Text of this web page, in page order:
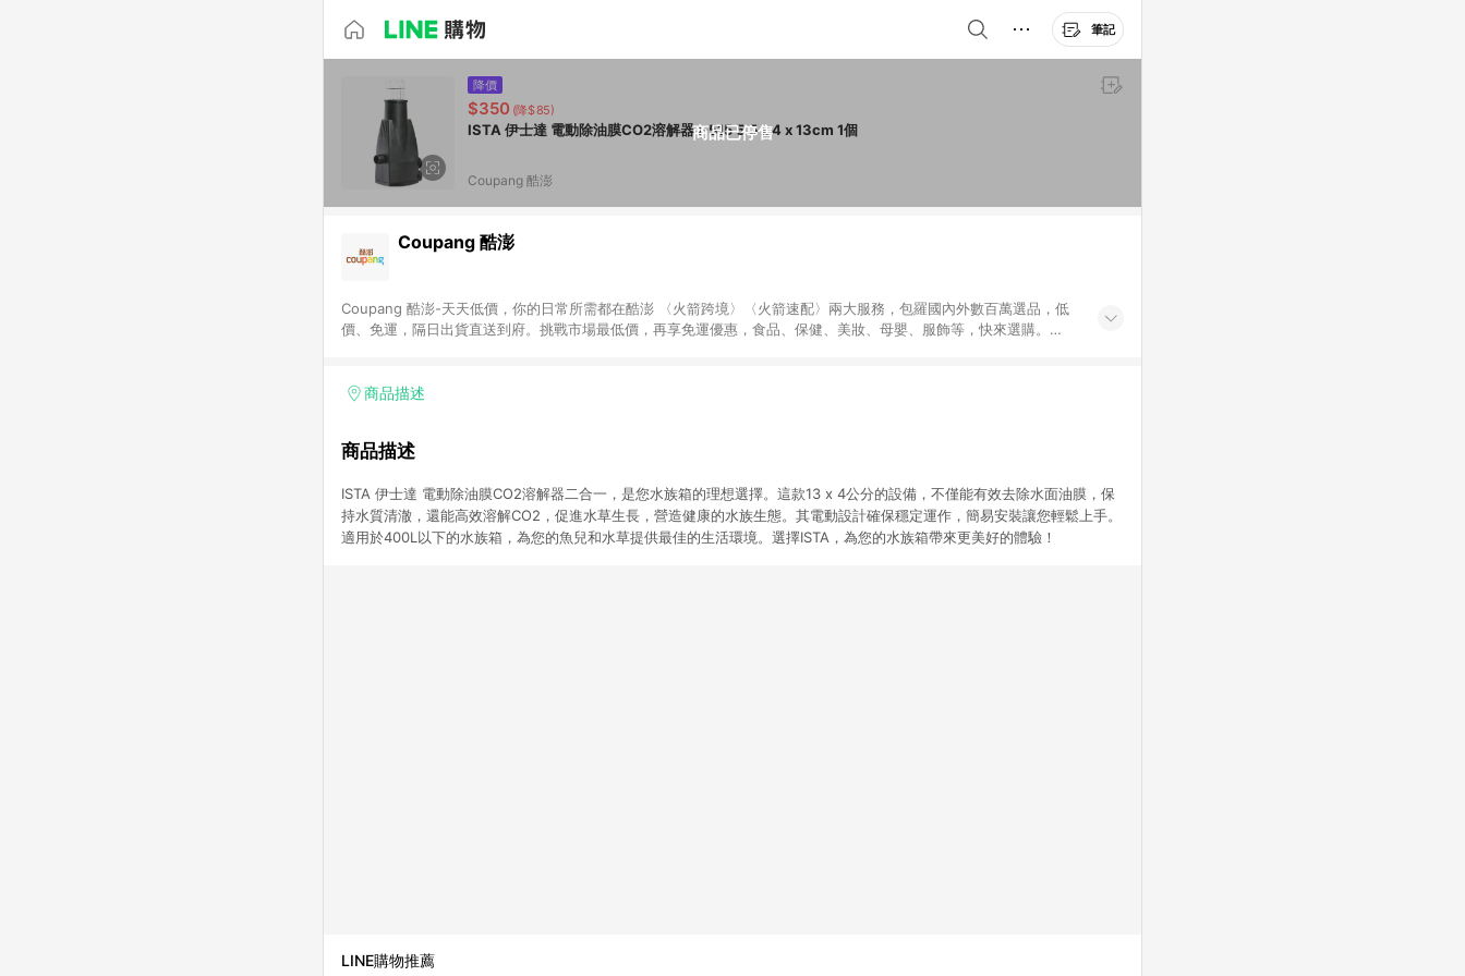
筆記
商品已停售
降價
$350 (降$85)
ISTA 伊士達 電動除油膜CO2溶解器 I-515 5.5 x 4 x 13cm 1個
Coupang 酷澎
Coupang 酷澎
Coupang 酷澎-天天低價，你的日常所需都在酷澎 〈火箭跨境〉〈火箭速配〉兩大服務，包羅國內外數百萬選品，低
價、免運，隔日出貨直送到府。挑戰市場最低價，再享免運優惠，食品、保健、美妝、母嬰、服飾等，快來選購。
商品描述
商品描述
ISTA 伊士達 電動除油膜CO2溶解器二合一，是您水族箱的理想選擇。這款13 x 4公分的設備，不僅能有效去除水面油膜，保
持水質清澈，還能高效溶解CO2，促進水草生長，營造健康的水族生態。其電動設計確保穩定運作，簡易安裝讓您輕鬆上手。
適用於400L以下的水族箱，為您的魚兒和水草提供最佳的生活環境。選擇ISTA，為您的水族箱帶來更美好的體驗！
LINE購物推薦